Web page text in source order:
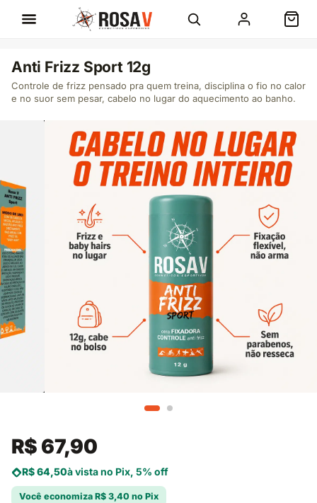
Anti Frizz Sport 12g
Controle de frizz pensado pra quem treina, disciplina o fio no calor
e no suor sem pesar, cabelo no lugar do aquecimento ao banho.
R$ 67,90
R$ 64,50à vista no Pix, 5% off
Você economiza R$ 3,40 no Pix